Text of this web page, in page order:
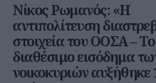
Νίκος Ρωμανός: «Η
αντιπολίτευση
στοιχεία του ΟΟΣΑ – Το
διαθέσιμο εισόδημα
νοικοκυριών αυξήθηκε